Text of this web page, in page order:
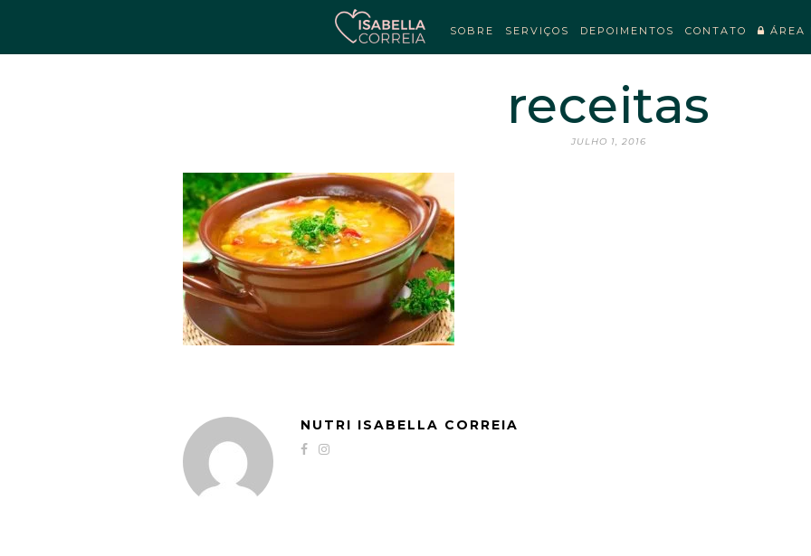
SOBRE SERVIÇOS DEPOIMENTOS CONTATO ÁREA
receitas
JULHO 1, 2016
NUTRI ISABELLA CORREIA